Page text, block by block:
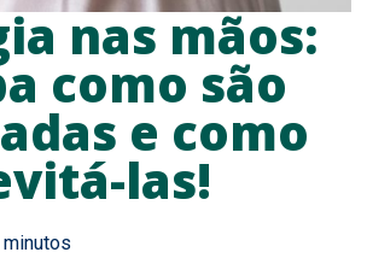
nas mãos:
como são
e como
las!